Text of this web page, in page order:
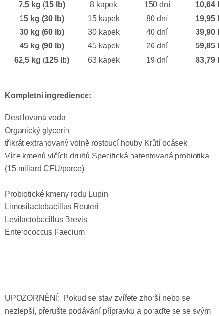
7,5 kg (15 lb)
8 kapek 150 dní
10,64
15 kg (30 lb)
15 kapek 80 dní
19,95
30 kg (60 lb)
30 kapek 40 dní
39,90
45 kg (90 lb)
45 kapek 26 dní
59,85
62,5 kg (125 lb)
63 kapek 19 dní 83,79
Kompletní ingredience:
Destilovaná voda
Organický glycerin
třikrát extrahovaný volně rostoucí houby Krůtí ocásek
Více kmenů vlčích druhů Specifická patentovaná probiotika
(15 miliard CFU/porce)
Probiotické kmeny rodu Lupin
Limosilactobacillus Reuteri
Levilactobacillus Brevis
Enterococcus Faecium
UPOZORNĚNÍ: Pokud se stav zvířete zhorší nebo se
nezlepší, přerušte podávání přípravku a poraďte se se svým